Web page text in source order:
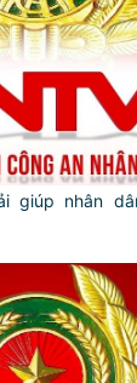
giúp nhân